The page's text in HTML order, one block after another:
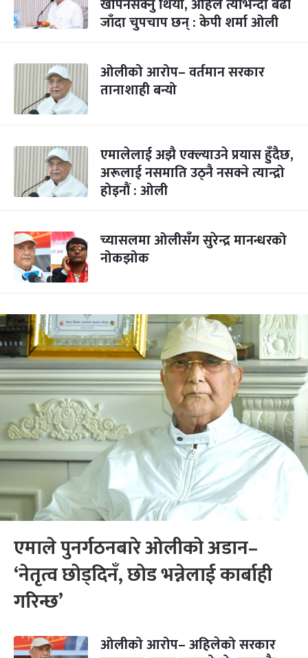
खपिनसक्नु थियो, अहिले त्योभन्दा बढी
जाँदा चुपचाप छन् : केपी शर्मा ओली
ओलीको आरोप– वर्तमान सरकार
तानाशाही बन्यो
एमालेलाई अझै एक्ल्याउने प्रयास हुँदैछ,
अरूलाई नसमाति उठ्नै नसक्ने त्यान्द्रो
होइनौं : ओली
च्यासलमा ओलीसँग सुरेन्द्र मानन्धरको
नोकझोक
एमाले पुनर्गठनबारे ओलीको अडान–
‘नेतृत्व छोड्दिनँ, छोड भन्नेलाई कार्बाही
गरिन्छ’
ओलीको आरोप– अहिलेको सरकार